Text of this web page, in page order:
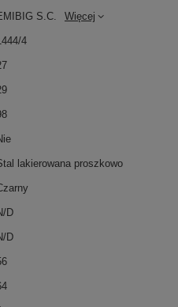
S.C. Więcej
4
lakierowana proszkowo
D
D